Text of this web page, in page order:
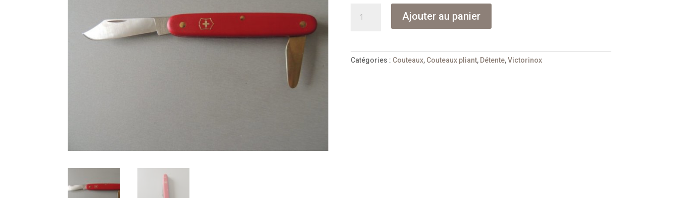
Victorinox
Ajouter au panier
Catégories : Couteaux, Couteaux pliant, Détente,Victorinox